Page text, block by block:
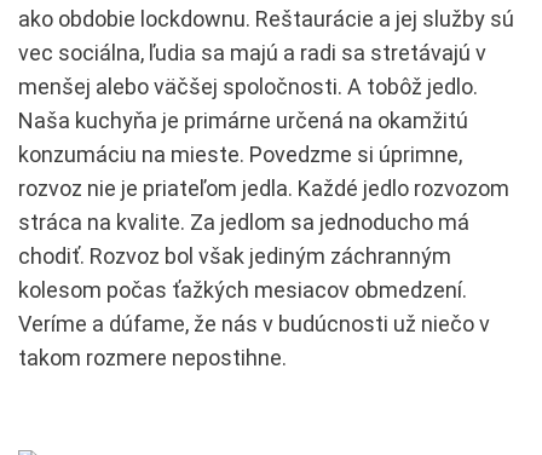
ako obdobie lockdownu. Reštaurácie a jej služby sú
vec sociálna, ľudia sa majú a radi sa stretávajú v
menšej alebo väčšej spoločnosti. A tobôž jedlo.
Naša kuchyňa je primárne určená na okamžitú
konzumáciu na mieste. Povedzme si úprimne,
rozvoz nie je priateľom jedla. Každé jedlo rozvozom
stráca na kvalite. Za jedlom sa jednoducho má
chodiť. Rozvoz bol však jediným záchranným
kolesom počas ťažkých mesiacov obmedzení.
Veríme a dúfame, že nás v budúcnosti už niečo v
takom rozmere nepostihne.